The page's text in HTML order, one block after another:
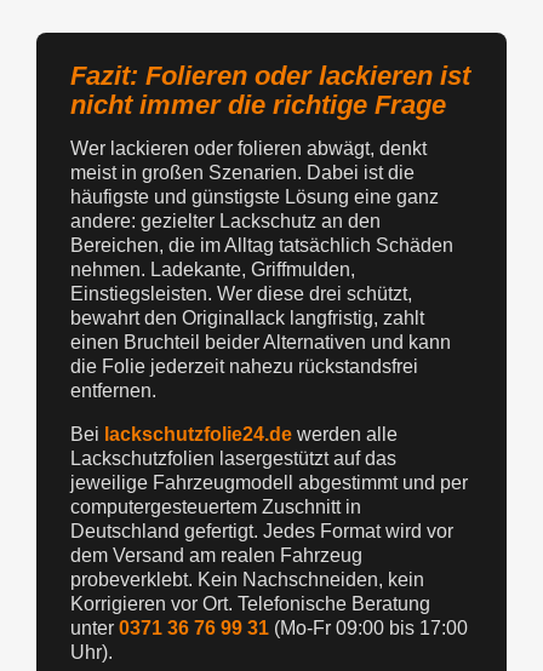
Fazit: Folieren oder lackieren ist
nicht immer die richtige Frage
Wer lackieren oder folieren abwägt, denkt
meist in großen Szenarien. Dabei ist die
häufigste und günstigste Lösung eine ganz
andere: gezielter Lackschutz an den
Bereichen, die im Alltag tatsächlich Schäden
nehmen. Ladekante, Griffmulden,
Einstiegsleisten. Wer diese drei schützt,
bewahrt den Originallack langfristig, zahlt
einen Bruchteil beider Alternativen und kann
die Folie jederzeit nahezu rückstandsfrei
entfernen.
Bei lackschutzfolie24.de werden alle
Lackschutzfolien lasergestützt auf das
jeweilige Fahrzeugmodell abgestimmt und per
computergesteuertem Zuschnitt in
Deutschland gefertigt. Jedes Format wird vor
dem Versand am realen Fahrzeug
probeverklebt. Kein Nachschneiden, kein
Korrigieren vor Ort. Telefonische Beratung
unter 0371 36 76 99 31 (Mo-Fr 09:00 bis 17:00
Uhr).